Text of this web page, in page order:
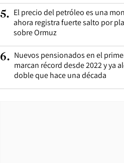
5. El precio del petróleo es una
ahora registra fuerte salto por
sobre Ormuz
6. Nuevos pensionados en el
marcan récord desde 2022 y ya
doble que hace una década